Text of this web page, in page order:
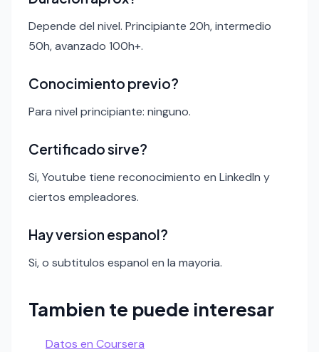
Depende del nivel. Principiante 20h, intermedio
50h, avanzado 100h+.
Conocimiento previo?
Para nivel principiante: ninguno.
Certificado sirve?
Si, Youtube tiene reconocimiento en LinkedIn y
ciertos empleadores.
Hay version espanol?
Si, o subtitulos espanol en la mayoria.
Tambien te puede interesar
Datos en Coursera